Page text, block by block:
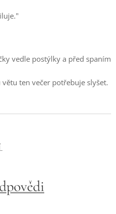
vedle postýlky a před spaním
ten večer potřebuje slyšet.